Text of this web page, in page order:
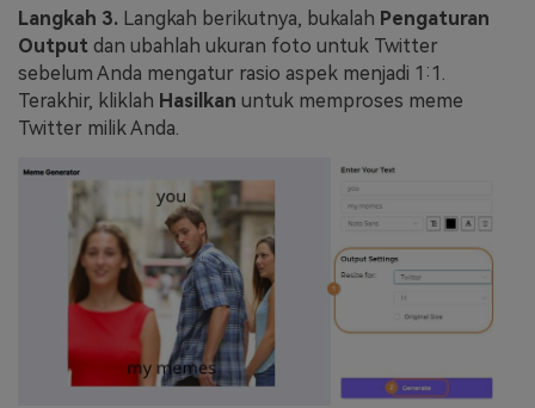
Langkah 3. Langkah berikutnya, bukalah Pengaturan
Output dan ubahlah ukuran foto untuk Twitter
sebelum Anda mengatur rasio aspek menjadi 1:1.
Terakhir, kliklah Hasilkan untuk memproses meme
Twitter milik Anda.